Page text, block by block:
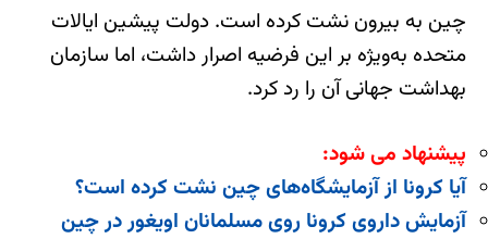
چین به بیرون نشت کرده است. دولت پیشین ایالات
متحده به‌ویژه بر این فرضیه اصرار داشت، اما سازمان
بهداشت جهانی آن را رد کرد.
پیشنهاد می شود:
آیا کرونا از آزمایشگاه‌های چین نشت کرده است؟
آزمایش داروی کرونا روی مسلمانان اویغور در چین